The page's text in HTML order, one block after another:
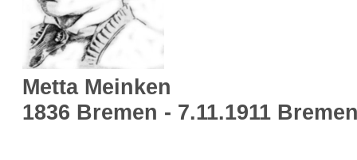
Metta Meinken
1836 Bremen - 7.11.1911